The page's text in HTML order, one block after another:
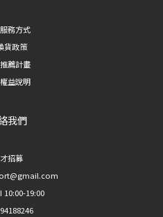
務方式
貨政策
薦計畫
益說明
我們
招募
10:00-19:00